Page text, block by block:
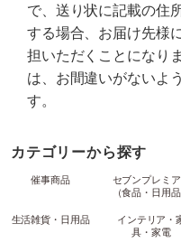
で、送り状に記載の住
する場合、お届け先様
担いただくことになり
は、お間違いがないよ
す。
カテゴリーから探す
催事商品
セブンプレミ
（食品・日用品
生活雑貨・日用品
インテリア・
具・家電